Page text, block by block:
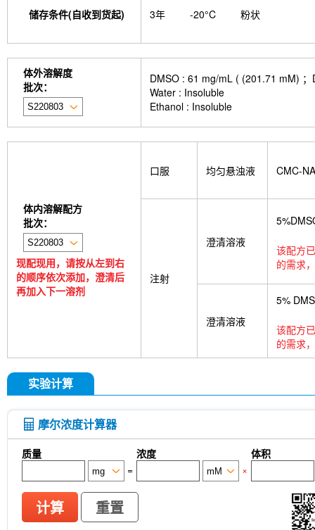
储存条件(自收到货起) 3年 -20°C 粉状
体外溶解度
批次：
DMSO : 61 mg/mL ( (201.71 mM)
Water : Insoluble
Ethanol : Insoluble
体内溶解配方
批次：
现配现用，请按从左到右
的顺序依次添加，澄清后
再加入下一溶剂
口服 均匀悬浊液 CMC-NA
注射
澄清溶液
该配方
的需求
澄清溶液
5%
该配方
的需求
实验计算
摩尔浓度计算器
质量 浓度
体积
=
×
计算 重置